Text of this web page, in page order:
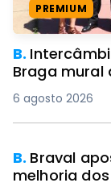
PREMIUM
B. Intercâmbio
Braga
6 agosto 2026
B. Braval
melhoria